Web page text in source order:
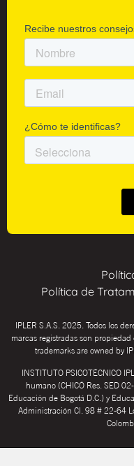
Política de
IPLER S.A.S. 2025. Todos los
marcas registradas son
trademarks are owned by
INSTITUTO PSICOTÉCNICO
humano (CHICÓ Res. SED
Educación de Bogotá D.C.) y
Administración Cl. 98 # 22-64